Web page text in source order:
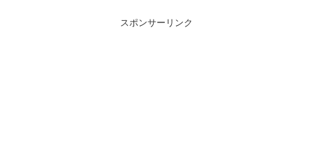
スポンサーリンク